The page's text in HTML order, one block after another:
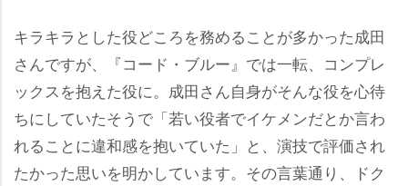
キラキラとした役どころを務めることが多かった成田
さんですが、『コード・ブルー』では一転、コンプレ
ックスを抱えた役に。成田さん自身がそんな役を心待
ちにしていたそうで「若い役者でイケメンだとか言わ
れることに違和感を抱いていた」と、演技で評価され
たかった思いを明かしています。その言葉通り、ドク